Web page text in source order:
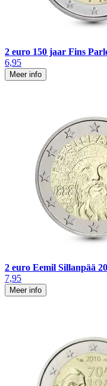
2 euro 150 jaar Fins
6,95
Meer info
2 euro Eemil Sillanpää
7,95
Meer info